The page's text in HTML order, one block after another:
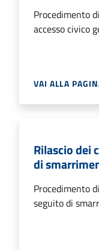
Procedimento
accesso civico
VAI ALLA
Rilascio dei
di
Procedimento
seguito di